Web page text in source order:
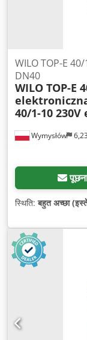
Wymysłów
WILO TOP-E
DN40
WILO TOP-E
40/1-10
स्थिति:बहुत अच्छा